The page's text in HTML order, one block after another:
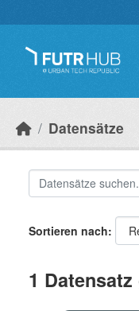
Datensätze
Sortieren nach
1